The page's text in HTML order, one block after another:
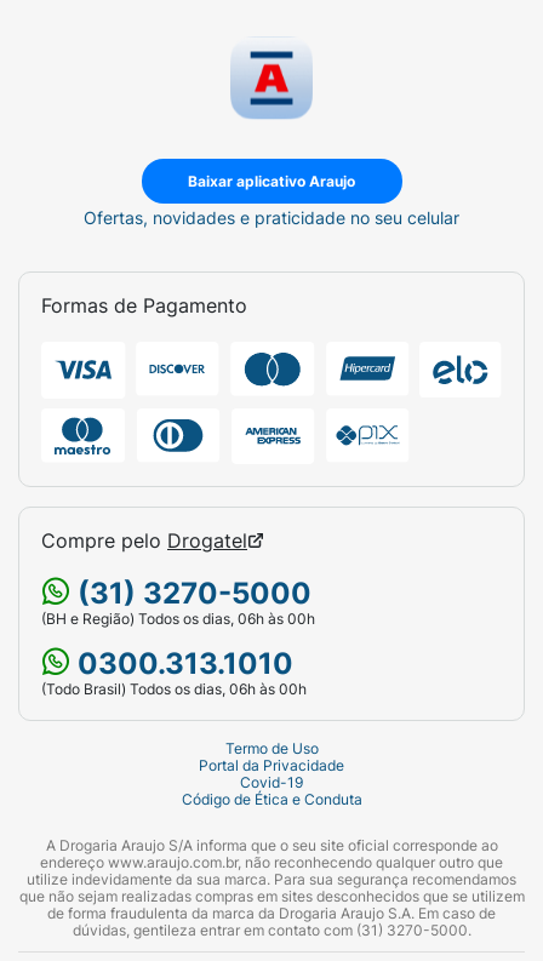
Baixar aplicativo Araujo
Ofertas, novidades e praticidade no seu celular
Formas de Pagamento
Compre pelo Drogatel
(31) 3270-5000
(BH e Região) Todos os dias, 06h às 00h
0300.313.1010
(Todo Brasil) Todos os dias, 06h às 00h
Termo de Uso
Portal da Privacidade
Covid-19
Código de Ética e Conduta
A Drogaria Araujo S/A informa que o seu site oficial corresponde ao
endereço www.araujo.com.br, não reconhecendo qualquer outro que
utilize indevidamente da sua marca. Para sua segurança recomendamos
que não sejam realizadas compras em sites desconhecidos que se utilizem
de forma fraudulenta da marca da Drogaria Araujo S.A. Em caso de
dúvidas, gentileza entrar em contato com (31) 3270-5000.